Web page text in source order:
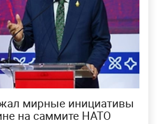
мирные инициативы
на саммите НАТО